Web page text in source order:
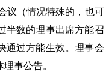
议（情况特殊的，也可
半数的理事出席方能召
通过方能生效。理事会
事公告。